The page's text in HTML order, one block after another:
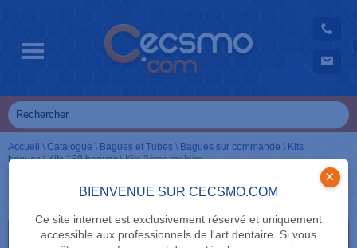
BIENVENUE SUR CECSMO.COM
Ce site internet est exclusivement réservé et uniquement
accessible aux professionnels de l'art dentaire. Si vous
×
Accueil \ Catalogue \ Bagues et Tubes \ Bagues sur commande \ Kits
bagues\Kits 150 bagues\Kits 2ème molaire
Kits 2ème molaire
Sélectionnez vos critères de recherche en cliquant